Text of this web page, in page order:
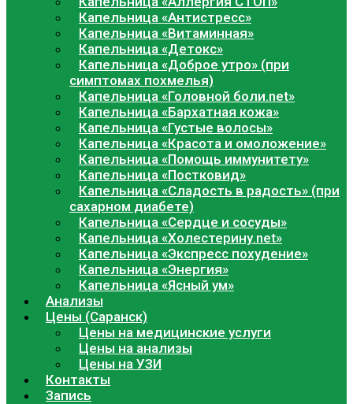
Капельница «Антистресс»
Капельница «Витаминная»
Капельница «Детокс»
Капельница «Доброе утро» (при
симптомах похмелья)
Капельница «Головной боли.net»
Капельница «Бархатная кожа»
Капельница «Густые волосы»
Капельница «Красота и омоложение»
Капельница «Помощь иммунитету»
Капельница «Постковид»
Капельница «Сладость в радость» (при
сахарном диабете)
Капельница «Сердце и сосуды»
Капельница «Холестерину.net»
Капельница «Экспресс похудение»
Капельница «Энергия»
Капельница «Ясный ум»
Анализы
Цены (Саранск)
Цены на медицинские услуги
Цены на анализы
Цены на УЗИ
Контакты
Запись